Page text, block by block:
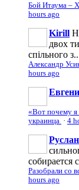
Бой Итаума –
hours ago
Kirill
двох
спільного
Александр
hours ago
«Вот почему я
украинца · 4
собирается
Разобрали со
hours ago